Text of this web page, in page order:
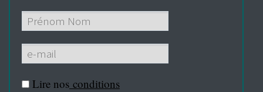
Lire nos conditions